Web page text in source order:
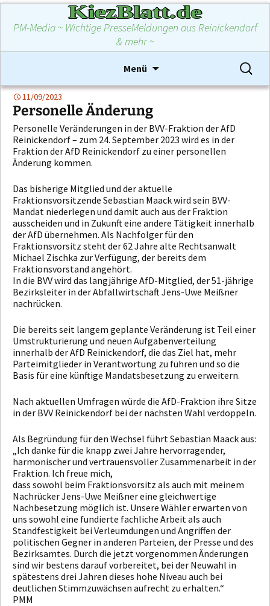
KiezBlatt.de
PM-Media ~ Wichtige PresseMeldungen aus Reinickendorf
& mehr ~
Menü
springen
Suchen
nach:
11/09/2023
Personelle Änderung
Personelle Veränderungen in der BVV-Fraktion der AfD
Reinickendorf – zum 24. September 2023 wird es in der
Fraktion der AfD Reinickendorf zu einer personellen
Änderung kommen.
Das bisherige Mitglied und der aktuelle
Fraktionsvorsitzende Sebastian Maack wird sein BVV-
Mandat niederlegen und damit auch aus der Fraktion
ausscheiden und in Zukunft eine andere Tätigkeit innerhalb
der AfD übernehmen. Als Nachfolger für den
Fraktionsvorsitz steht der 62 Jahre alte Rechtsanwalt
Michael Zischka zur Verfügung, der bereits dem
Fraktionsvorstand angehört.
In die BVV wird das langjährige AfD-Mitglied, der 51-jährige
Bezirksleiter in der Abfallwirtschaft Jens-Uwe Meißner
nachrücken.
Die bereits seit langem geplante Veränderung ist Teil einer
Umstrukturierung und neuen Aufgabenverteilung
innerhalb der AfD Reinickendorf, die das Ziel hat, mehr
Parteimitglieder in Verantwortung zu führen und so die
Basis für eine künftige Mandatsbesetzung zu erweitern.
Nach aktuellen Umfragen würde die AfD-Fraktion ihre Sitze
in der BVV Reinickendorf bei der nächsten Wahl verdoppeln.
Als Begründung für den Wechsel führt Sebastian Maack aus:
„Ich danke für die knapp zwei Jahre hervorragender,
harmonischer und vertrauensvoller Zusammenarbeit in der
Fraktion. Ich freue mich,
dass sowohl beim Fraktionsvorsitz als auch mit meinem
Nachrücker Jens-Uwe Meißner eine gleichwertige
Nachbesetzung möglich ist. Unsere Wähler erwarten von
uns sowohl eine fundierte fachliche Arbeit als auch
Standfestigkeit bei Verleumdungen und Angriffen der
politischen Gegner in anderen Parteien, der Presse und des
Bezirksamtes. Durch die jetzt vorgenommen Änderungen
sind wir bestens darauf vorbereitet, bei der Neuwahl in
spätestens drei Jahren dieses hohe Niveau auch bei
deutlichen Stimmzuwächsen aufrecht zu erhalten.“
PMM